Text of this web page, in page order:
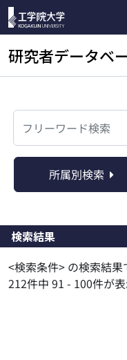
研究者データベ
検索
所属別検索
検索結果
<検索条件> の検索結果
212件中 91 - 100件が表